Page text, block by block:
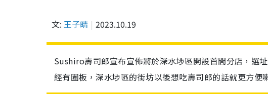
文: 王子晴 2023.10.19
Sushiro壽司郎宣布宣佈將於深水埗區開設首間分店，選
經有圍板，深水埗區的街坊以後想吃壽司郎的話就更方便